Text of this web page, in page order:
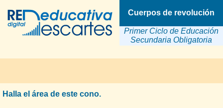
Cuerpos de revolución
Primer Ciclo de Educación
Secundaria Obligatoria
Halla el área de este cono.